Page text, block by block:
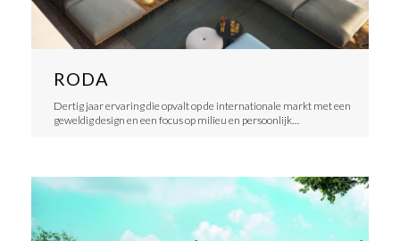
RODA
Dertig jaar ervaring die opvalt op de internationale markt met een
geweldig design en een focus op milieu en persoonlijk…